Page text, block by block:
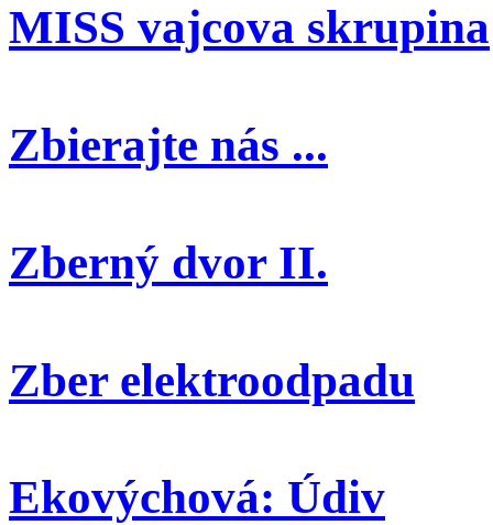
MISS vajcova skrupina
Zbierajte nás ...
Zberný dvor II.
Zber elektroodpadu
Ekovýchová: Údiv